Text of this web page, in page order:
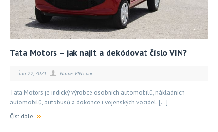
Tata Motors – jak najít a dekódovat číslo VIN?
Úno 22, 2021 NumerVIN.com
Tata Motors je indický výrobce osobních automobilů, nákladních
automobilů, autobusů a dokonce i vojenských vozidel. […]
Číst dále